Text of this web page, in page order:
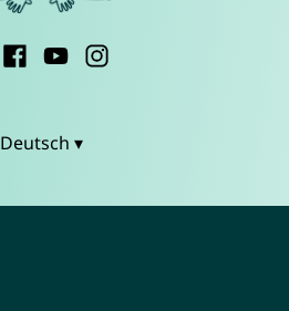
Deutsch ▾